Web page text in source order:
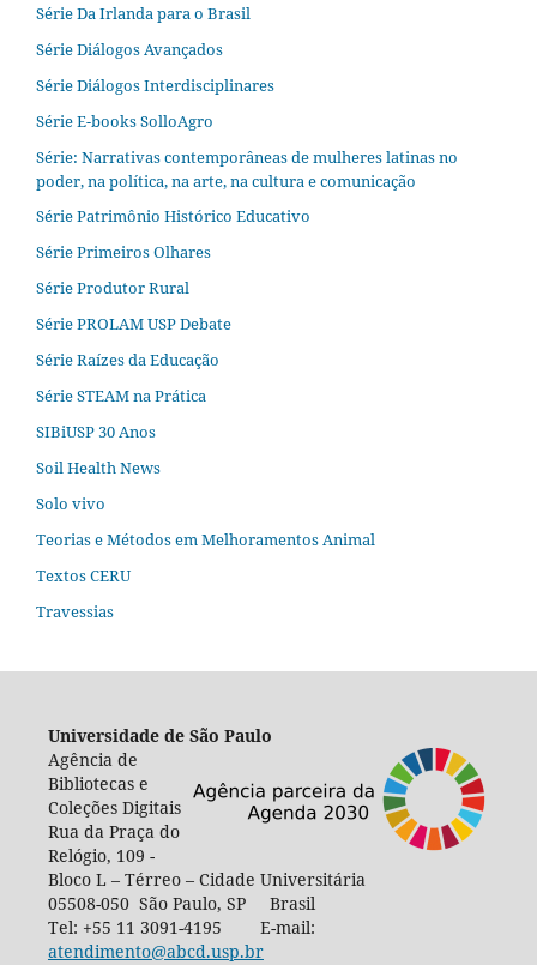
Série Da Irlanda para o Brasil
Série Diálogos Avançados
Série Diálogos Interdisciplinares
Série E-books SolloAgro
Série: Narrativas contemporâneas de mulheres latinas no
poder, na política, na arte, na cultura e comunicação
Série Patrimônio Histórico Educativo
Série Primeiros Olhares
Série Produtor Rural
Série PROLAM USP Debate
Série Raízes da Educação
Série STEAM na Prática
SIBiUSP 30 Anos
Soil Health News
Solo vivo
Teorias e Métodos em Melhoramentos Animal
Textos CERU
Travessias
Universidade de São Paulo
Agência de
Bibliotecas e
Coleções Digitais
Rua da Praça do
Relógio, 109 -
Bloco L – Térreo – Cidade Universitária
05508-050 São Paulo, SP Brasil
Tel: +55 11 3091-4195 E-mail:
atendimento@abcd.usp.br